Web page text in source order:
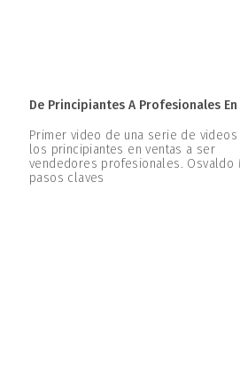
De Principiantes A Profesionales En
Primer video de una serie de
los principiantes en ventas a ser
vendedores profesionales. Osvaldo
pasos claves